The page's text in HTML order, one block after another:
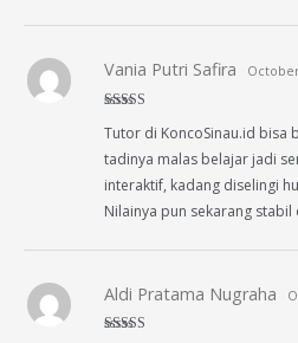
of 5
Vania Putri Safira
Tutor di KoncoSinau.id bisa
tadinya malas belajar jadi
interaktif, kadang diselingi
Nilainya pun sekarang stabil
Aldi Pratama Nugraha